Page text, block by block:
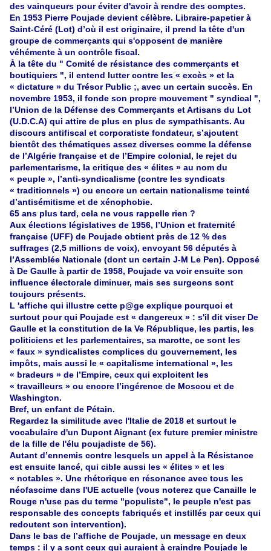
des vainqueurs pour éviter d'avoir à rendre des comptes.
En 1953 Pierre Poujade devient célèbre. Libraire-papetier à
Saint-Céré (Lot) d’où il est originaire, il prend la tête d'un
groupe de commerçants qui s'opposent de manière
véhémente à un contrôle fiscal.
À la tête du " Comité de résistance des commerçants et
boutiquiers ", il entend lutter contre les « excès » et la
« dictature » du Trésor Public ;, avec un certain succès. En
novembre 1953, il fonde son propre mouvement " syndical ",
l’Union de la Défense des Commerçants et Artisans du Lot
(U.D.C.A) qui attire de plus en plus de sympathisants. Au
discours antifiscal et corporatiste fondateur, s’ajoutent
bientôt des thématiques assez diverses comme la défense
de l’Algérie française et de l’Empire colonial, le rejet du
parlementarisme, la critique des « élites » au nom du
« peuple », l’anti-syndicalisme (contre les syndicats
« traditionnels ») ou encore un certain nationalisme teinté
d’antisémitisme et de xénophobie.
65 ans plus tard, cela ne vous rappelle rien ?
Aux élections législatives de 1956, l’Union et fraternité
française (UFF) de Poujade obtient près de 12 % des
suffrages (2,5 millions de voix), envoyant 56 députés à
l’Assemblée Nationale (dont un certain J-M Le Pen). Opposé
à De Gaulle à partir de 1958, Poujade va voir ensuite son
influence électorale diminuer, mais ses surgeons sont
toujours présents.
L 'affiche qui illustre cette p@ge explique pourquoi et
surtout pour qui Poujade est « dangereux » : s'il dit viser De
Gaulle et la constitution de la Ve République, les partis, les
politiciens et les parlementaires, sa marotte, ce sont les
« faux » syndicalistes complices du gouvernement, les
impôts, mais aussi le « capitalisme international », les
« bradeurs » de l’Empire, ceux qui exploitent les
« travailleurs » ou encore l’ingérence de Moscou et de
Washington.
Bref, un enfant de Pétain.
Regardez la similitude avec l'Italie de 2018 et surtout le
vocabulaire d'un Dupont Aignant (ex future premier ministre
de la fille de l'élu poujadiste de 56).
Autant d’ennemis contre lesquels un appel à la Résistance
est ensuite lancé, qui cible aussi les « élites » et les
« notables ». Une rhétorique en résonance avec tous les
néofascime dans l'UE actuelle (vous noterez que Canaille le
Rouge n'use pas du terme "populiste", le peuple n'est pas
responsable des concepts fabriqués et instillés par ceux qui
redoutent son intervention).
Dans le bas de l’affiche de Poujade, un message en deux
temps : il y a sont ceux qui auraient à craindre Poujade le